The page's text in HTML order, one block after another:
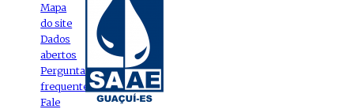
Mapa
do site
Dados
abertos
Perguntas
frequentes
Fale